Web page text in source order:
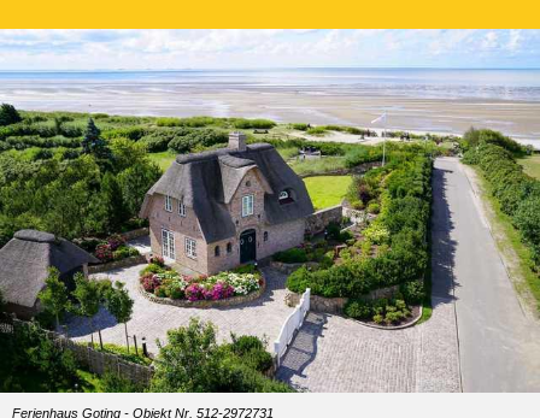
Ferienhaus Goting - Objekt Nr. 512-2972731